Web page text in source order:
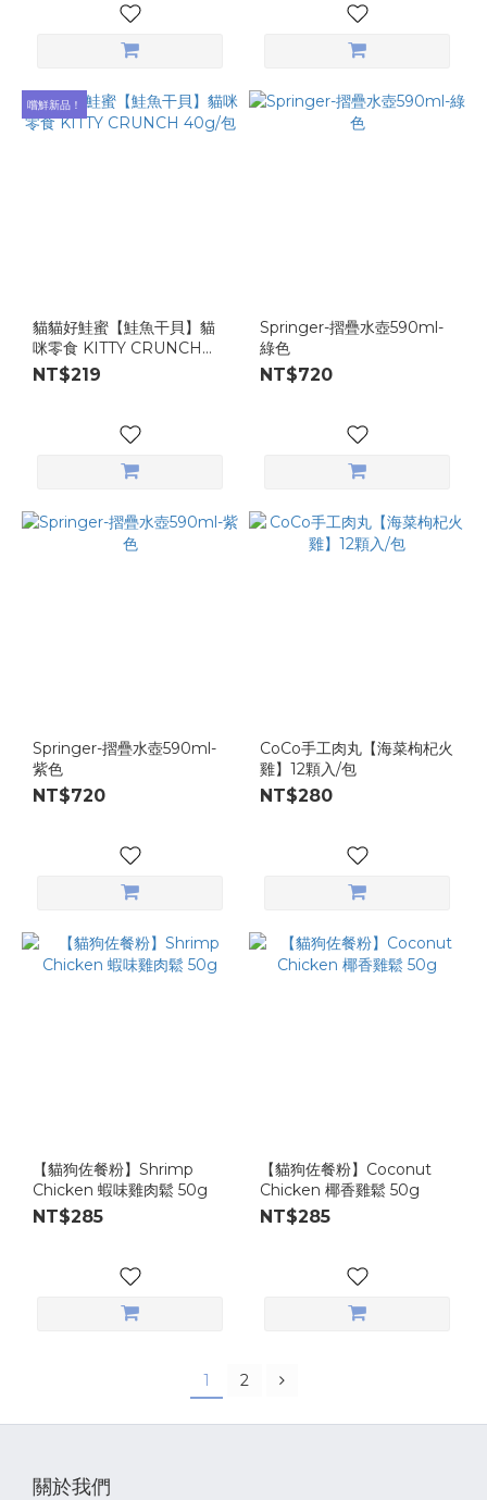
嚐鮮新品！
貓貓好鮭蜜【鮭魚干貝】貓
咪零食 KITTY CRUNCH
40g/包
NT$219
Springer-摺疊水壺590ml-
綠色
NT$720
Springer-摺疊水壺590ml-
紫色
NT$720
CoCo手工肉丸【海菜枸杞火
雞】12顆入/包
NT$280
【貓狗佐餐粉】Shrimp
Chicken 蝦味雞肉鬆 50g
NT$285
【貓狗佐餐粉】Coconut
Chicken 椰香雞鬆 50g
NT$285
1 2
關於我們